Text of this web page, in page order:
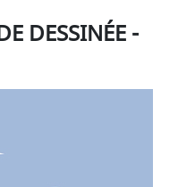
DESSINÉE -